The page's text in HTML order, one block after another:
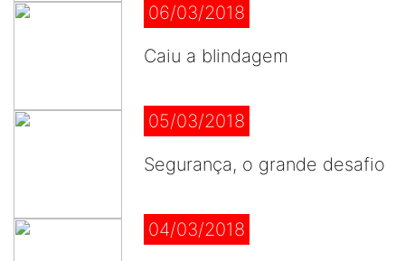
06/03/2018
Caiu a blindagem
05/03/2018
Segurança, o grande desafio
04/03/2018